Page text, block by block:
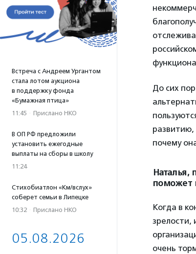
Встреча с Андреем Ургантом
стала лотом аукциона
в поддержку фонда
«Бумажная птица»
11:45 · Прислано НКО
В ОП РФ предложили
установить ежегодные
выплаты на сборы в школу
11:24
Стихобиатлон «Км/вслух»
соберет семьи в Липецке
10:32 · Прислано НКО
05.08.2026
До сих
развитию,
почему
Наталья,
поможет
Когда в
зрелости,
очень